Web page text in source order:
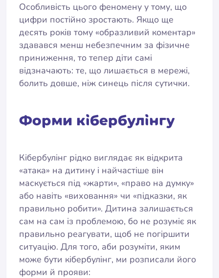
Особливість цього феномену у тому, що
цифри постійно зростають. Якщо ще
десять років тому «образливий коментар»
здавався менш небезпечним за фізичне
приниження, то тепер діти самі
відзначають: те, що лишається в мережі,
болить довше, ніж синець після сутички.
Форми кібербулінгу
Кібербулінг рідко виглядає як відкрита
«атака» на дитину і найчастіше він
маскується під «жарти», «право на думку»
або навіть «виховання» чи «підказки, як
правильно робити». Дитина залишається
сам на сам із проблемою, бо не розуміє як
правильно реагувати, щоб не погіршити
ситуацію. Для того, аби розуміти, яким
може бути кібербулінг, ми розписали його
форми й прояви: